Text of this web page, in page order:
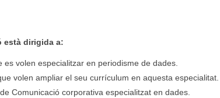
està dirigida a:
es volen especialitzar en periodisme de dades.
volen ampliar el seu currículum en aquesta especialitat.
Comunicació corporativa especialitzat en dades.